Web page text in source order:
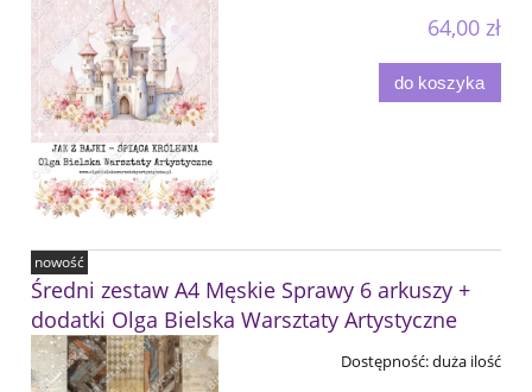
64,00 zł
do koszyka
Średni zestaw A4 Męskie Sprawy 6 arkuszy +
dodatki Olga Bielska Warsztaty Artystyczne
Dostępność:duża ilość
nowość